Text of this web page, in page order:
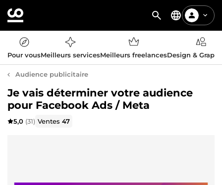
Pour vousMeilleurs servicesMeilleurs freelancesDesign &
Audience publicitaire
Je vais déterminer votre audience
pour Facebook Ads / Meta
5,0 (31) Ventes47